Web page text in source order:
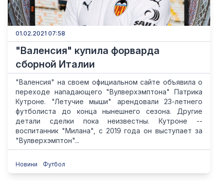
01.02.2021 07:58
"Валенсия" купила форварда
сборной Италии
"Валенсия" на своем официальном сайте объявила о
переходе нападающего "Вулверхэмптона" Патрика
Кутроне. "Летучие мыши" арендовали 23-летнего
футболиста до конца нынешнего сезона. Другие
детали сделки пока неизвестны. Кутроне --
воспитанник "Милана", с 2019 года он выступает за
"Вулверхэмптон"...
Новини Футбол